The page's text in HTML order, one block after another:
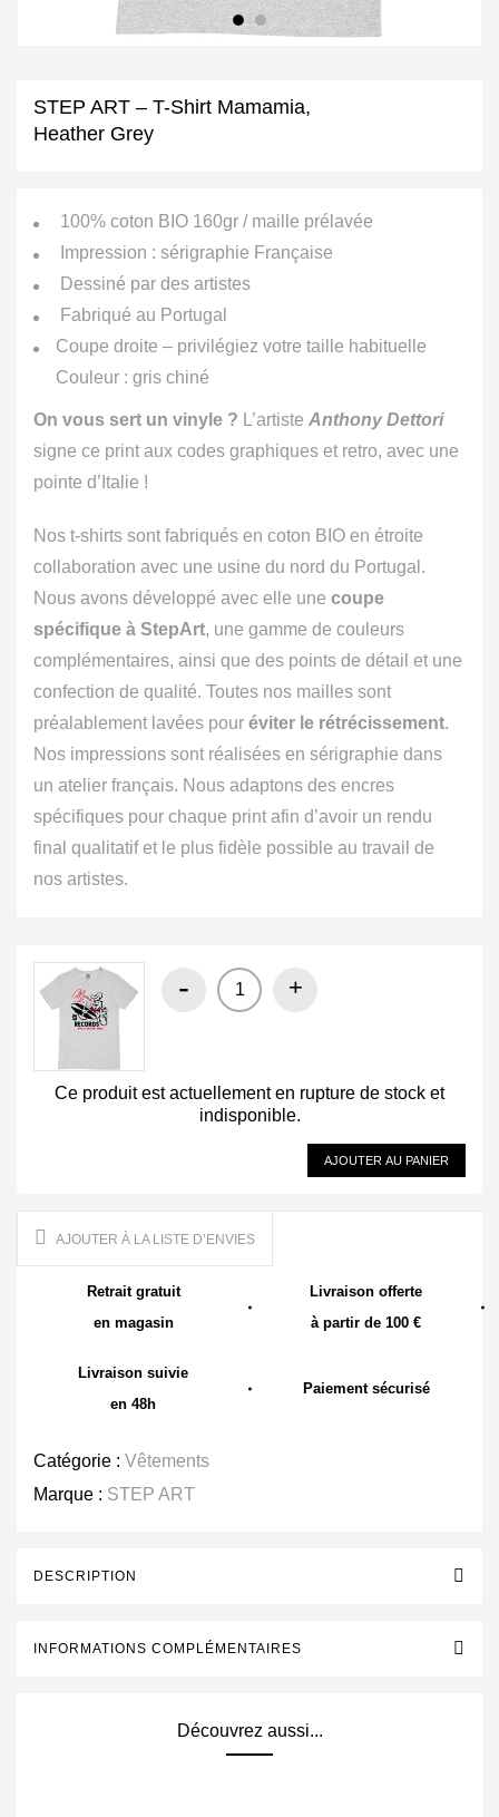
STEP ART – T-Shirt Mamamia,
Heather Grey
100% coton BIO 160gr / maille prélavée
Impression : sérigraphie Française
Dessiné par des artistes
Fabriqué au Portugal
Coupe droite – privilégiez votre taille habituelle
Couleur : gris chiné
On vous sert un vinyle ? L’artiste Anthony Dettori
signe ce print aux codes graphiques et retro, avec une
pointe d’Italie !
Nos t-shirts sont fabriqués en coton BIO en étroite
collaboration avec une usine du nord du Portugal.
Nous avons développé avec elle une coupe
spécifique à StepArt, une gamme de couleurs
complémentaires, ainsi que des points de détail et une
confection de qualité. Toutes nos mailles sont
préalablement lavées pour éviter le rétrécissement.
Nos impressions sont réalisées en sérigraphie dans
un atelier français. Nous adaptons des encres
spécifiques pour chaque print afin d’avoir un rendu
final qualitatif et le plus fidèle possible au travail de
nos artistes.
- +
Ce produit est actuellement en rupture de stock et
indisponible.
AJOUTER AU PANIER
AJOUTER À LA LISTE D’ENVIES
Retrait gratuit
en magasin
Livraison offerte
à partir de 100 €
Livraison suivie
en 48h
Paiement sécurisé
Catégorie : Vêtements
Marque : STEP ART
DESCRIPTION
INFORMATIONS COMPLÉMENTAIRES
Découvrez aussi...